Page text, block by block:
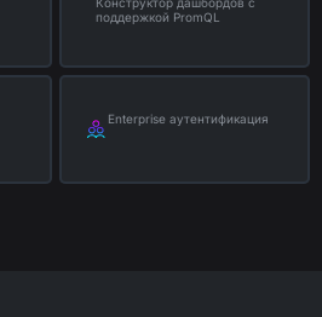
поддержкой PromQL
Enterprise аутентификация